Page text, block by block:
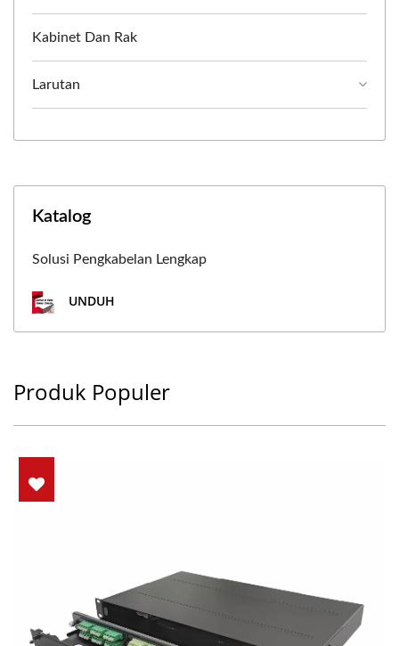
Kabinet Dan Rak
Larutan
Katalog
Solusi Pengkabelan Lengkap
UNDUH
Produk Populer